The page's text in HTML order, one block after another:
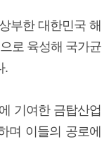
부한 대한민국 해
로 육성해 국가균
.
기여한 금탑산업
며 이들의 공로에